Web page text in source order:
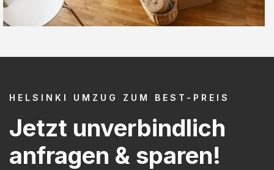
HELSINKI UMZUG ZUM BEST-PREIS
Jetzt unverbindlich
anfragen & sparen!